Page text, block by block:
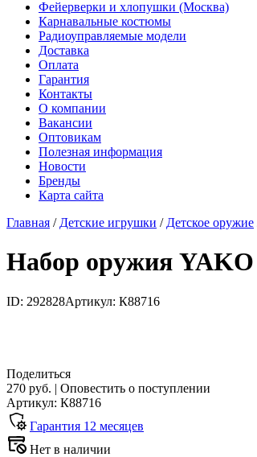
Фейерверки и хлопушки (Москва)
Карнавальные костюмы
Радиоуправляемые модели
Доставка
Оплата
Гарантия
Контакты
О компании
Вакансии
Оптовикам
Полезная информация
Новости
Бренды
Карта сайта
Главная / Детские игрушки / Детское оружие
Набор оружия
ID: 292828Артикул: К88716
Поделиться
270 руб. | Оповестить о поступлении
Артикул: К88716
Гарантия 12 месяцев
Нет в наличии